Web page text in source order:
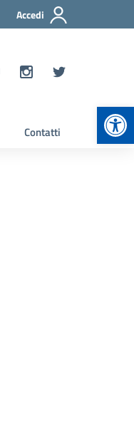
Accedi
Contatti